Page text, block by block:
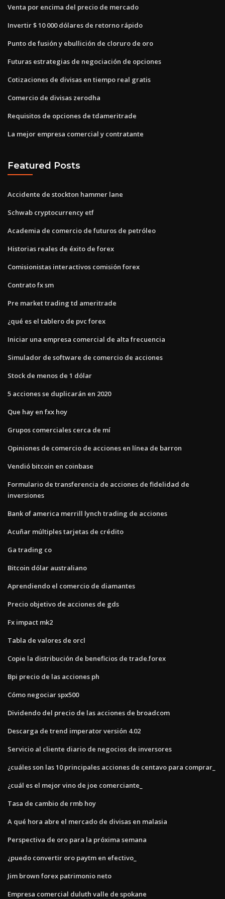
Venta por encima del precio de mercado
Invertir $ 10 000 dólares de retorno rápido
Punto de fusión y ebullición de cloruro de oro
Futuras estrategias de negociación de opciones
Cotizaciones de divisas en tiempo real gratis
Comercio de divisas zerodha
Requisitos de opciones de tdameritrade
La mejor empresa comercial y contratante
Featured Posts
Accidente de stockton hammer lane
Schwab cryptocurrency etf
Academia de comercio de futuros de petróleo
Historias reales de éxito de forex
Comisionistas interactivos comisión forex
Contrato fx sm
Pre market trading td ameritrade
¿qué es el tablero de pvc forex
Iniciar una empresa comercial de alta frecuencia
Simulador de software de comercio de acciones
Stock de menos de 1 dólar
5 acciones se duplicarán en 2020
Que hay en fxx hoy
Grupos comerciales cerca de mí
Opiniones de comercio de acciones en línea de barron
Vendió bitcoin en coinbase
Formulario de transferencia de acciones de fidelidad de
inversiones
Bank of america merrill lynch trading de acciones
Acuñar múltiples tarjetas de crédito
Ga trading co
Bitcoin dólar australiano
Aprendiendo el comercio de diamantes
Precio objetivo de acciones de gds
Fx impact mk2
Tabla de valores de orcl
Copie la distribución de beneficios de trade.forex
Bpi precio de las acciones ph
Cómo negociar spx500
Dividendo del precio de las acciones de broadcom
Descarga de trend imperator versión 4.02
Servicio al cliente diario de negocios de inversores
¿cuáles son las 10 principales acciones de centavo para comprar_
¿cuál es el mejor vino de joe comerciante_
Tasa de cambio de rmb hoy
A qué hora abre el mercado de divisas en malasia
Perspectiva de oro para la próxima semana
¿puedo convertir oro paytm en efectivo_
Jim brown forex patrimonio neto
Empresa comercial duluth valle de spokane